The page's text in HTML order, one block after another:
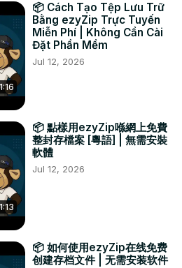
ezyzip
1:16
📦 Cách Tạo Tệp Lưu Trữ
Bằng ezyZip Trực Tuyến
Miễn Phí | Không Cần Cài
Đặt Phần Mềm
Jul 12, 2026
1:13
📦 點樣用ezyZip喺網上免費
整封存檔案 [粵語] | 無需安裝
軟體
Jul 12, 2026
📦 如何使用ezyZip在线免费
创建存档文件 | 无需安装软件